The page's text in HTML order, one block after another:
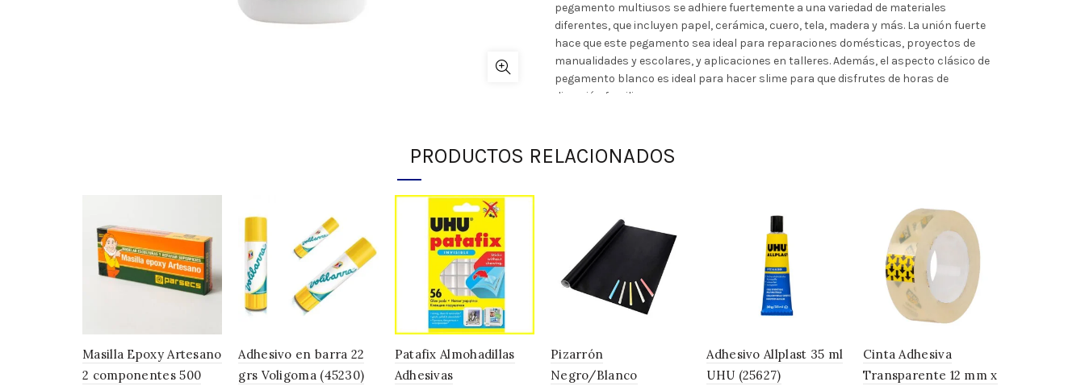
pegamento multiusos se adhiere fuertemente a una variedad de materiales
diferentes, que incluyen papel, cerámica, cuero, tela, madera y más. La unión fuerte
hace que este pegamento sea ideal para reparaciones domésticas, proyectos de
manualidades y escolares, y aplicaciones en talleres. Además, el aspecto clásico de
pegamento blanco es ideal para hacer slime para que disfrutes de horas de
diversión familiar.
¡Agregá $ 150.000 al carrito y obtené envío gratis!
Adhesivo Vinílico Multi-Propósito Extra Fuerte 118 Ml Elmer's (319569) cantidad
AÑADIR AL CARRITO
DESCRIPCIÓN
Pegamento multiuso y multipropósito.
PRODUCTOS RELACIONADOS
Masilla Epoxy Artesano
2 componentes 500
Adhesivo en barra 22
grs Voligoma (45230)
Patafix Almohadillas
Adhesivas
Pizarrón
Negro/Blanco
Adhesivo Allplast 35 ml
UHU (25627)
Cinta Adhesiva
Transparente 12 mm x